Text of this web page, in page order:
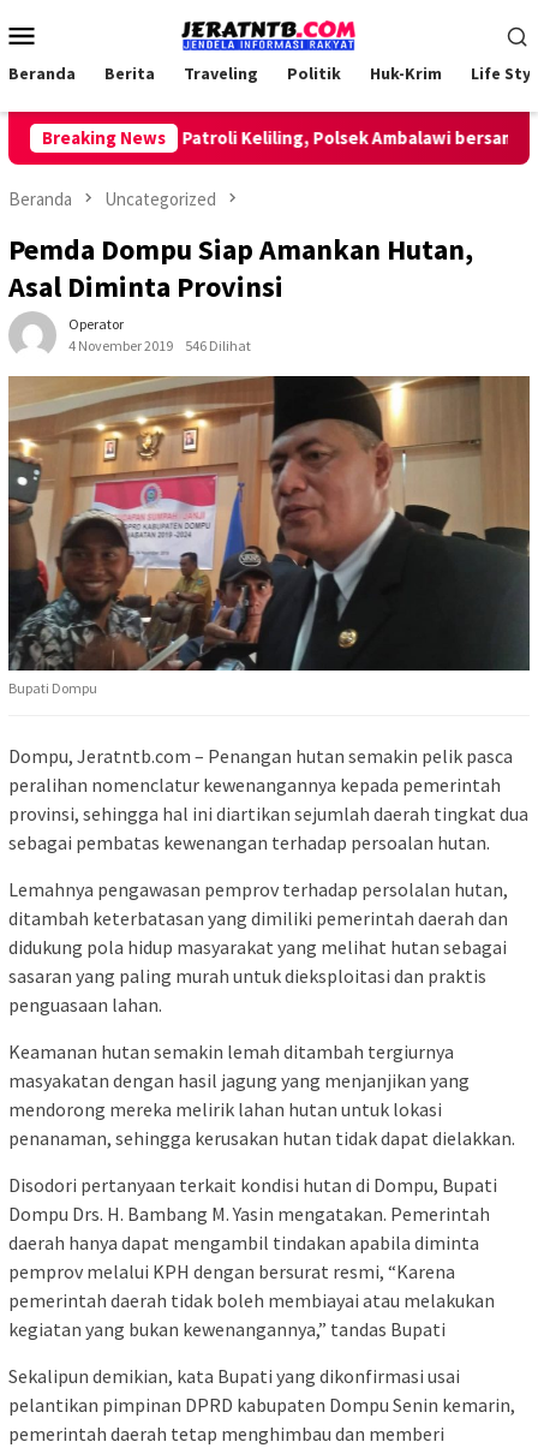
ke
Mobile
Beranda Berita Traveling Politik Huk-Krim Life
Breaking News
Lakukan Patroli Keliling, Polsek Ambalawi bersama TNI
Beranda Uncategorized
Pemda Dompu Siap Amankan Hutan,
Asal Diminta Provinsi
Operator
4 November 2019
546 Dilihat
Bupati Dompu
Dompu, Jeratntb.com – Penangan hutan semakin pelik pasca
peralihan nomenclatur kewenangannya kepada pemerintah
provinsi, sehingga hal ini diartikan sejumlah daerah tingkat dua
sebagai pembatas kewenangan terhadap persoalan hutan.
Lemahnya pengawasan pemprov terhadap persolalan hutan,
ditambah keterbatasan yang dimiliki pemerintah daerah dan
didukung pola hidup masyarakat yang melihat hutan sebagai
sasaran yang paling murah untuk dieksploitasi dan praktis
penguasaan lahan.
Keamanan hutan semakin lemah ditambah tergiurnya
masyakatan dengan hasil jagung yang menjanjikan yang
mendorong mereka melirik lahan hutan untuk lokasi
penanaman, sehingga kerusakan hutan tidak dapat dielakkan.
Disodori pertanyaan terkait kondisi hutan di Dompu, Bupati
Dompu Drs. H. Bambang M. Yasin mengatakan. Pemerintah
daerah hanya dapat mengambil tindakan apabila diminta
pemprov melalui KPH dengan bersurat resmi, “Karena
pemerintah daerah tidak boleh membiayai atau melakukan
kegiatan yang bukan kewenangannya,” tandas Bupati
Sekalipun demikian, kata Bupati yang dikonfirmasi usai
pelantikan pimpinan DPRD kabupaten Dompu Senin kemarin,
pemerintah daerah tetap menghimbau dan memberi